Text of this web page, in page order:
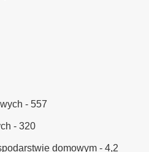
- 557
- 320
domowym - 4,2